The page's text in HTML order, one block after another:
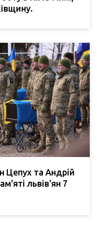
Цепух та Андрій
львів'ян 7